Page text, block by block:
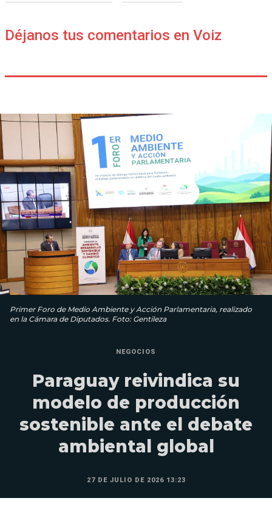
Déjanos tus comentarios en Voiz
Primer Foro de Medio Ambiente y Acción Parlamentaria, realizado
en la Cámara de Diputados. Foto: Gentileza
NEGOCIOS
Paraguay reivindica su
modelo de producción
sostenible ante el debate
ambiental global
27 DE JULIO DE 2026 13:23